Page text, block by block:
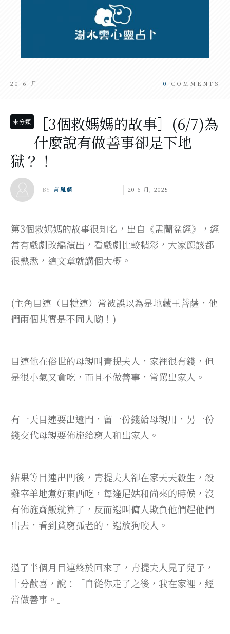
20 6 月 0 COMMENTS
未分類
［3個救媽媽的故事］(6/7)為
什麼說有做善事卻是下地
獄？！
BY言胤麟 20 6 月, 2025
第3個救媽媽的故事很知名，出自《盂蘭盆經》，經
常有戲劇改編演出，看戲劇比較精彩，大家應該都
很熟悉，這文章就講個大概。
(主角目連（目犍連）常被誤以為是地藏王菩薩，他
們兩個其實是不同人喲！)
目連他在俗世的母親叫青提夫人，家裡很有錢，但
是很小氣又貪吃，而且不做善事，常罵出家人。
有一天目連要出遠門，留一份錢給母親用，另一份
錢交代母親要佈施給窮人和出家人。
結果等目連出門後，青提夫人卻在家天天殺生，殺
雞宰羊地煮好東西吃，每逢尼姑和尚來的時候，沒
有佈施齋飯就算了，反而還叫傭人欺負他們趕他們
出去，看到貧窮孤老的，還放狗咬人。
過了半個月目連終於回來了，青提夫人見了兒子，
十分歡喜，說：「自從你走了之後，我在家裡，經
常做善事。」